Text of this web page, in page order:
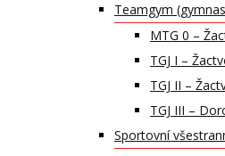
Teamgym
MTG 0 –
TGJ I –
TGJ II –
TGJ III –
Sportovní